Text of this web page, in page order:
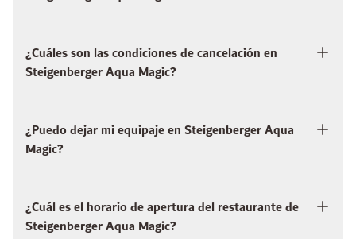
¿Cuáles son las condiciones de cancelación en
Steigenberger Aqua Magic?
¿Puedo dejar mi equipaje en Steigenberger Aqua
Magic?
¿Cuál es el horario de apertura del restaurante de
Steigenberger Aqua Magic?